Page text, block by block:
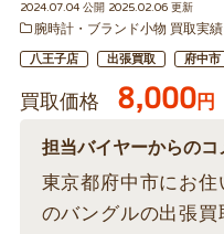
2024.07.04 公開 2025.02.06 更新
腕時計・ブランド小物 買取実績
八王子店 出張買取 府中市
買取価格 8,000円
担当バイヤーからのコ
東京都府中市にお
のバングルの出張買